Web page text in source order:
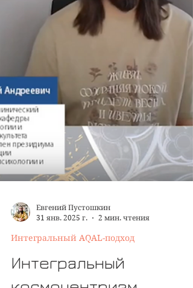
Евгений Пустошкин
31 янв. 2025 г.
2 мин. чтения